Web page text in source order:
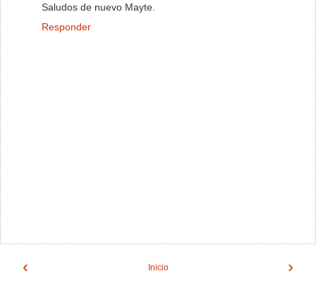
Saludos de nuevo Mayte.
Responder
‹ ›
Inicio